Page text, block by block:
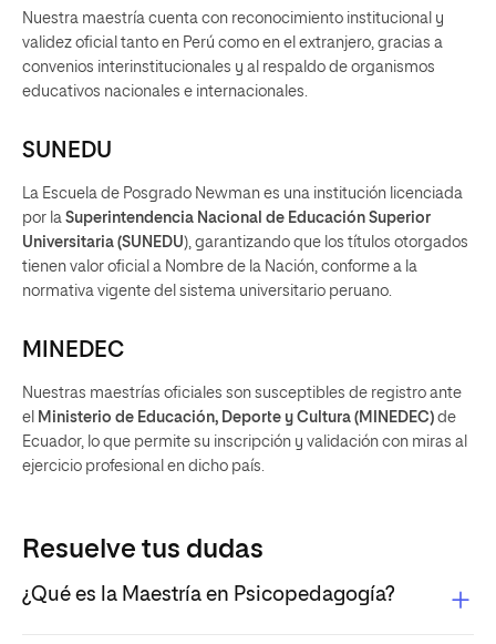
Nuestra maestría cuenta con reconocimiento institucional y
validez oficial tanto en Perú como en el extranjero, gracias a
convenios interinstitucionales y al respaldo de organismos
educativos nacionales e internacionales.
SUNEDU
La Escuela de Posgrado Newman es una institución licenciada
por la Superintendencia Nacional de Educación Superior
Universitaria (SUNEDU), garantizando que los títulos otorgados
tienen valor oficial a Nombre de la Nación, conforme a la
normativa vigente del sistema universitario peruano.
MINEDEC
Nuestras maestrías oficiales son susceptibles de registro ante
el Ministerio de Educación, Deporte y Cultura (MINEDEC) de
Ecuador, lo que permite su inscripción y validación con miras al
ejercicio profesional en dicho país.
Resuelve tus dudas
¿Qué es la Maestría en Psicopedagogía?